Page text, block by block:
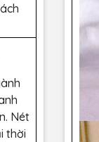
Nét
thời